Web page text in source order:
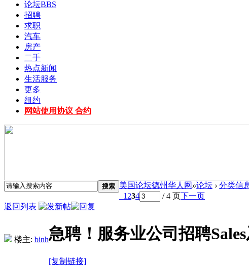
论坛BBS
招聘
求职
汽车
房产
二手
热点新闻
生活服务
更多
纽约
网站使用协议 合约
搜索 美国论坛德州华人网 »论坛 › 分类信
1 234 / 4 页下一页
返回列表
楼主: binh急聘！服务业公司招聘
[复制链接]